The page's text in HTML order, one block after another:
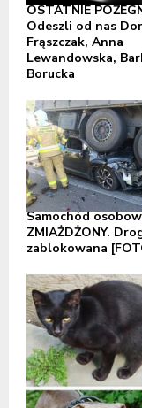
OSTATNIE
Odeszli od nas
Frąszczak, Anna
Lewandowska,
Borucka
Samochód
ZMIAŻDŻONY.
zablokowana